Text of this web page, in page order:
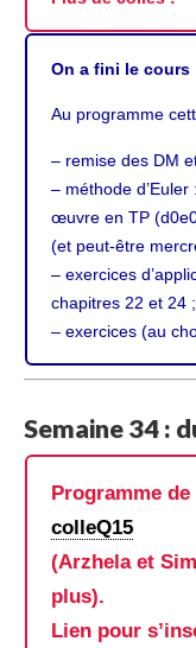
On a fini le cours
Au programme
– remise des DM
– méthode
œuvre en TP
(et peut-être
– exercices
chapitres 22 et 24 ;
– exercices (au
Semaine 34 :
Programme
colleQ15
(Arzhela et
plus).
Lien pour